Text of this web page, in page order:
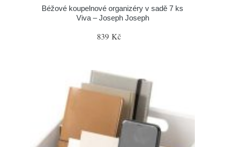
Béžové koupelnové organizéry v sadě 7 ks
Viva – Joseph Joseph
839 Kč